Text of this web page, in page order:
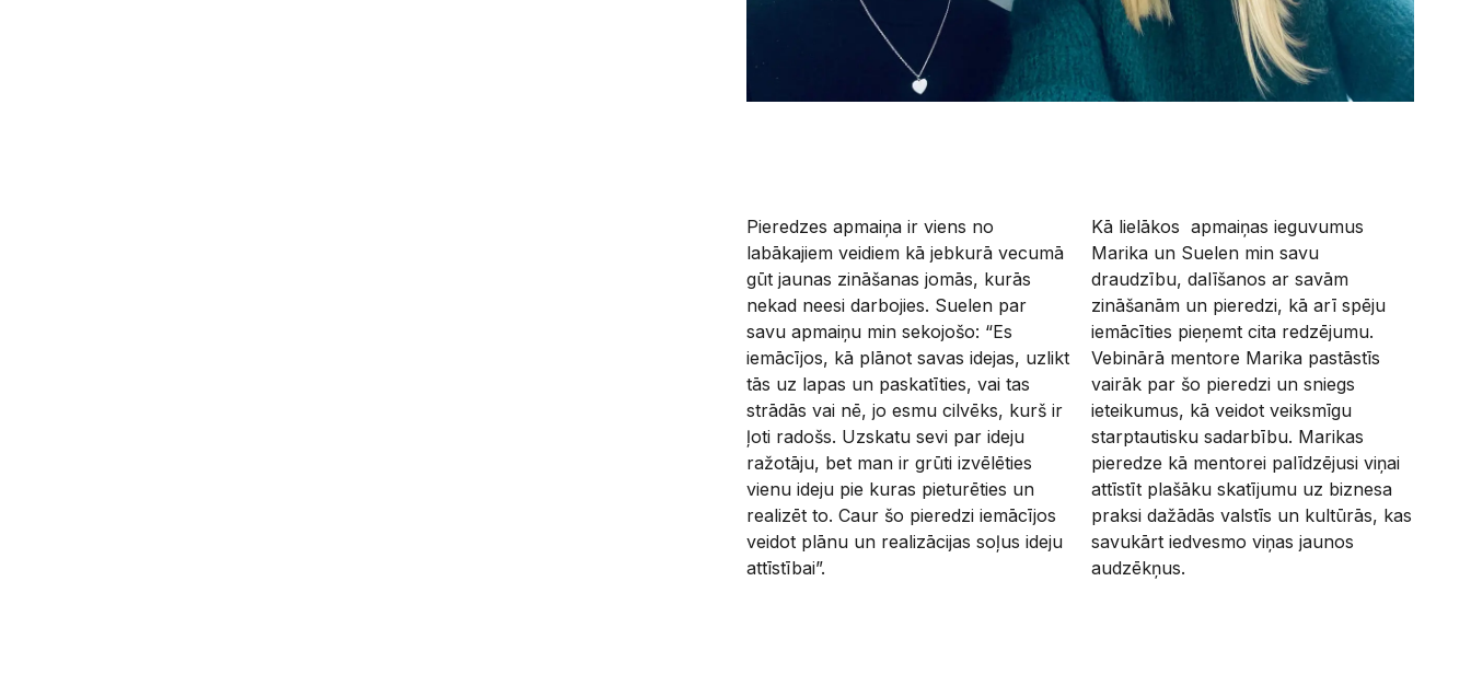
Pieredzes apmaiņa ir viens no
labākajiem veidiem kā jebkurā vecumā
gūt jaunas zināšanas jomās, kurās
nekad neesi darbojies. Suelen par
savu apmaiņu min sekojošo: “Es
iemācījos, kā plānot savas idejas, uzlikt
tās uz lapas un paskatīties, vai tas
strādās vai nē, jo esmu cilvēks, kurš ir
ļoti radošs. Uzskatu sevi par ideju
ražotāju, bet man ir grūti izvēlēties
vienu ideju pie kuras pieturēties un
realizēt to. Caur šo pieredzi iemācījos
veidot plānu un realizācijas soļus ideju
attīstībai”.
Kā lielākos apmaiņas ieguvumus
Marika un Suelen min savu
draudzību, dalīšanos ar savām
zināšanām un pieredzi, kā arī spēju
iemācīties pieņemt cita redzējumu.
Vebinārā mentore Marika pastāstīs
vairāk par šo pieredzi un sniegs
ieteikumus, kā veidot veiksmīgu
starptautisku sadarbību. Marikas
pieredze kā mentorei palīdzējusi viņai
attīstīt plašāku skatījumu uz biznesa
praksi dažādās valstīs un kultūrās, kas
savukārt iedvesmo viņas jaunos
audzēkņus.